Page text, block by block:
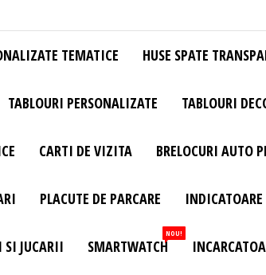
TEMATICE HUSE SPATE
TABLOURI PERSONALIZATE TABLOURI
CARTI DE VIZITA BRELOCURI AUTO
PLACUTE DE PARCARE
SI JUCARII SMARTWATCH
NOU!